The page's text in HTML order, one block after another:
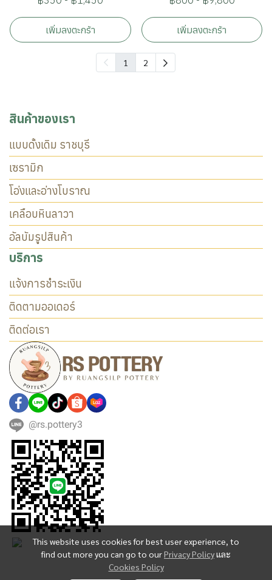
เพิ่มลงตะกร้า เพิ่มลงตะกร้า
1 2
This website uses cookies for best user experience, to
find out more you can go to ourPrivacy Policyและ
Cookies Policy
สินค้าของเรา
แบบดั้งเดิม ราชบุรี
เซรามิก
โอ่งและอ่างโบราณ
เคลือบหินลาวา
อัลบัมรูปสินค้า
บริการ
แจ้งการชำระเงิน
ติดตามออเดอร์
ติดต่อเรา
@rs.pottery3